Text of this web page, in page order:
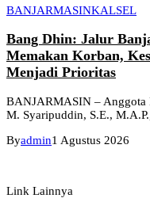
BANJARMASINKALSEL
Bang Dhin: Jalur
Memakan Korban,
Menjadi Prioritas
BANJARMASIN – Anggota
M. Syaripuddin, S.E.,
Byadmin1 Agustus 2026
Link Lainnya